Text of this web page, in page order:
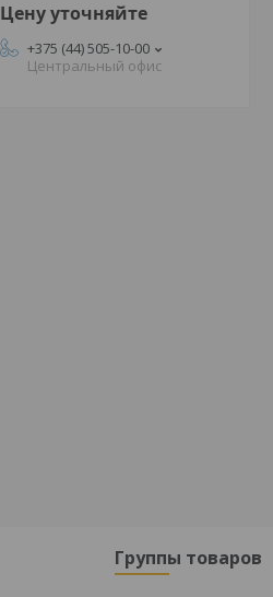
Цену уточняйте
+375 (44) 505-10-00
Центральный офис
Группы товаров